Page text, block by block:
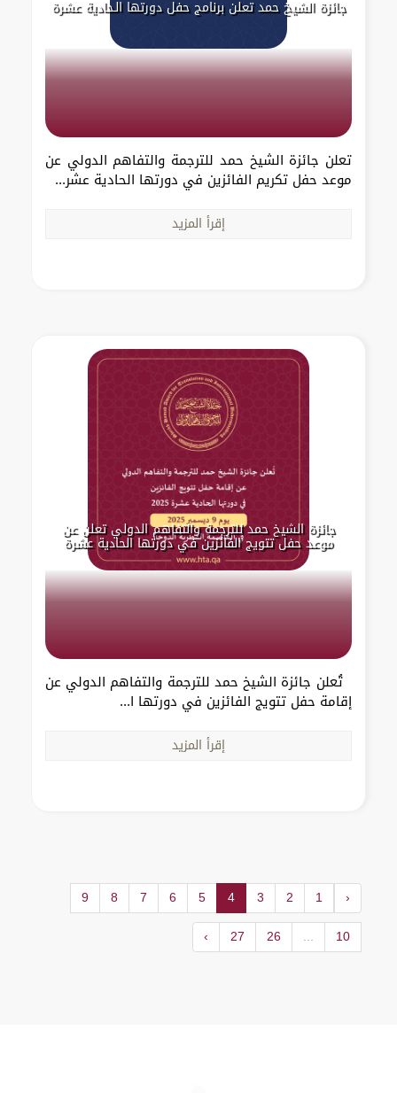
جائزة الشيخ حمد تعلن برنامج حفل دورتها الـحادية عشرة
تعلن جائزة الشيخ حمد للترجمة والتفاهم الدولي عن
موعد حفل تكريم الفائزين في دورتها الحادية عشر...
إقرأ المزيد
جائزة الشيخ حمد للترجمة والتفاهم الدولي تعلن عن
موعد حفل تتويج الفائزين في دورتها الحادية عشرة
تُعلن جائزة الشيخ حمد للترجمة والتفاهم الدولي عن
إقامة حفل تتويج الفائزين في دورتها ا...
إقرأ المزيد
‹
1
2
3
4
5
6
7
8
9
10
...
26
27
›